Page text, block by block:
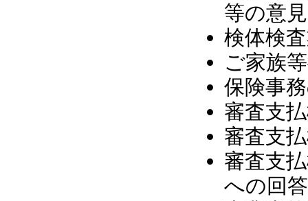
等の意
検体検
ご家族
保険事
審査支
審査支
審査支
への回答